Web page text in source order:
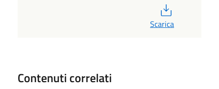
Scarica
Contenuti correlati